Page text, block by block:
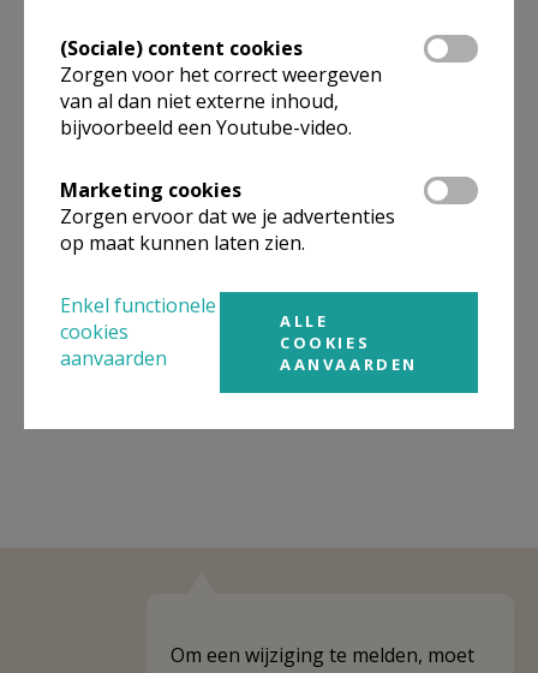
Organisatiestructuur
Niet gevonden wat je zocht? Hier vind je links naar de
gegevens van andere organisaties op het boven-,
Behoort tot
PE Heilige Christoffel
PE Heilige Christoffel
Om een wijziging te melden, moet
(Sociale) content cookies
Zorgen voor het correct weergeven
van al dan niet externe inhoud,
bijvoorbeeld een Youtube-video.
Marketing cookies
Zorgen ervoor dat we je advertenties
op maat kunnen laten zien.
Enkel functionele
cookies
aanvaarden
ALLE
COOKIES
AANVAARDEN